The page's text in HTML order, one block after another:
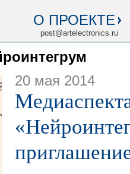
О ПРОЕКТЕ
post@artelectronics.ru
20 мая 2014